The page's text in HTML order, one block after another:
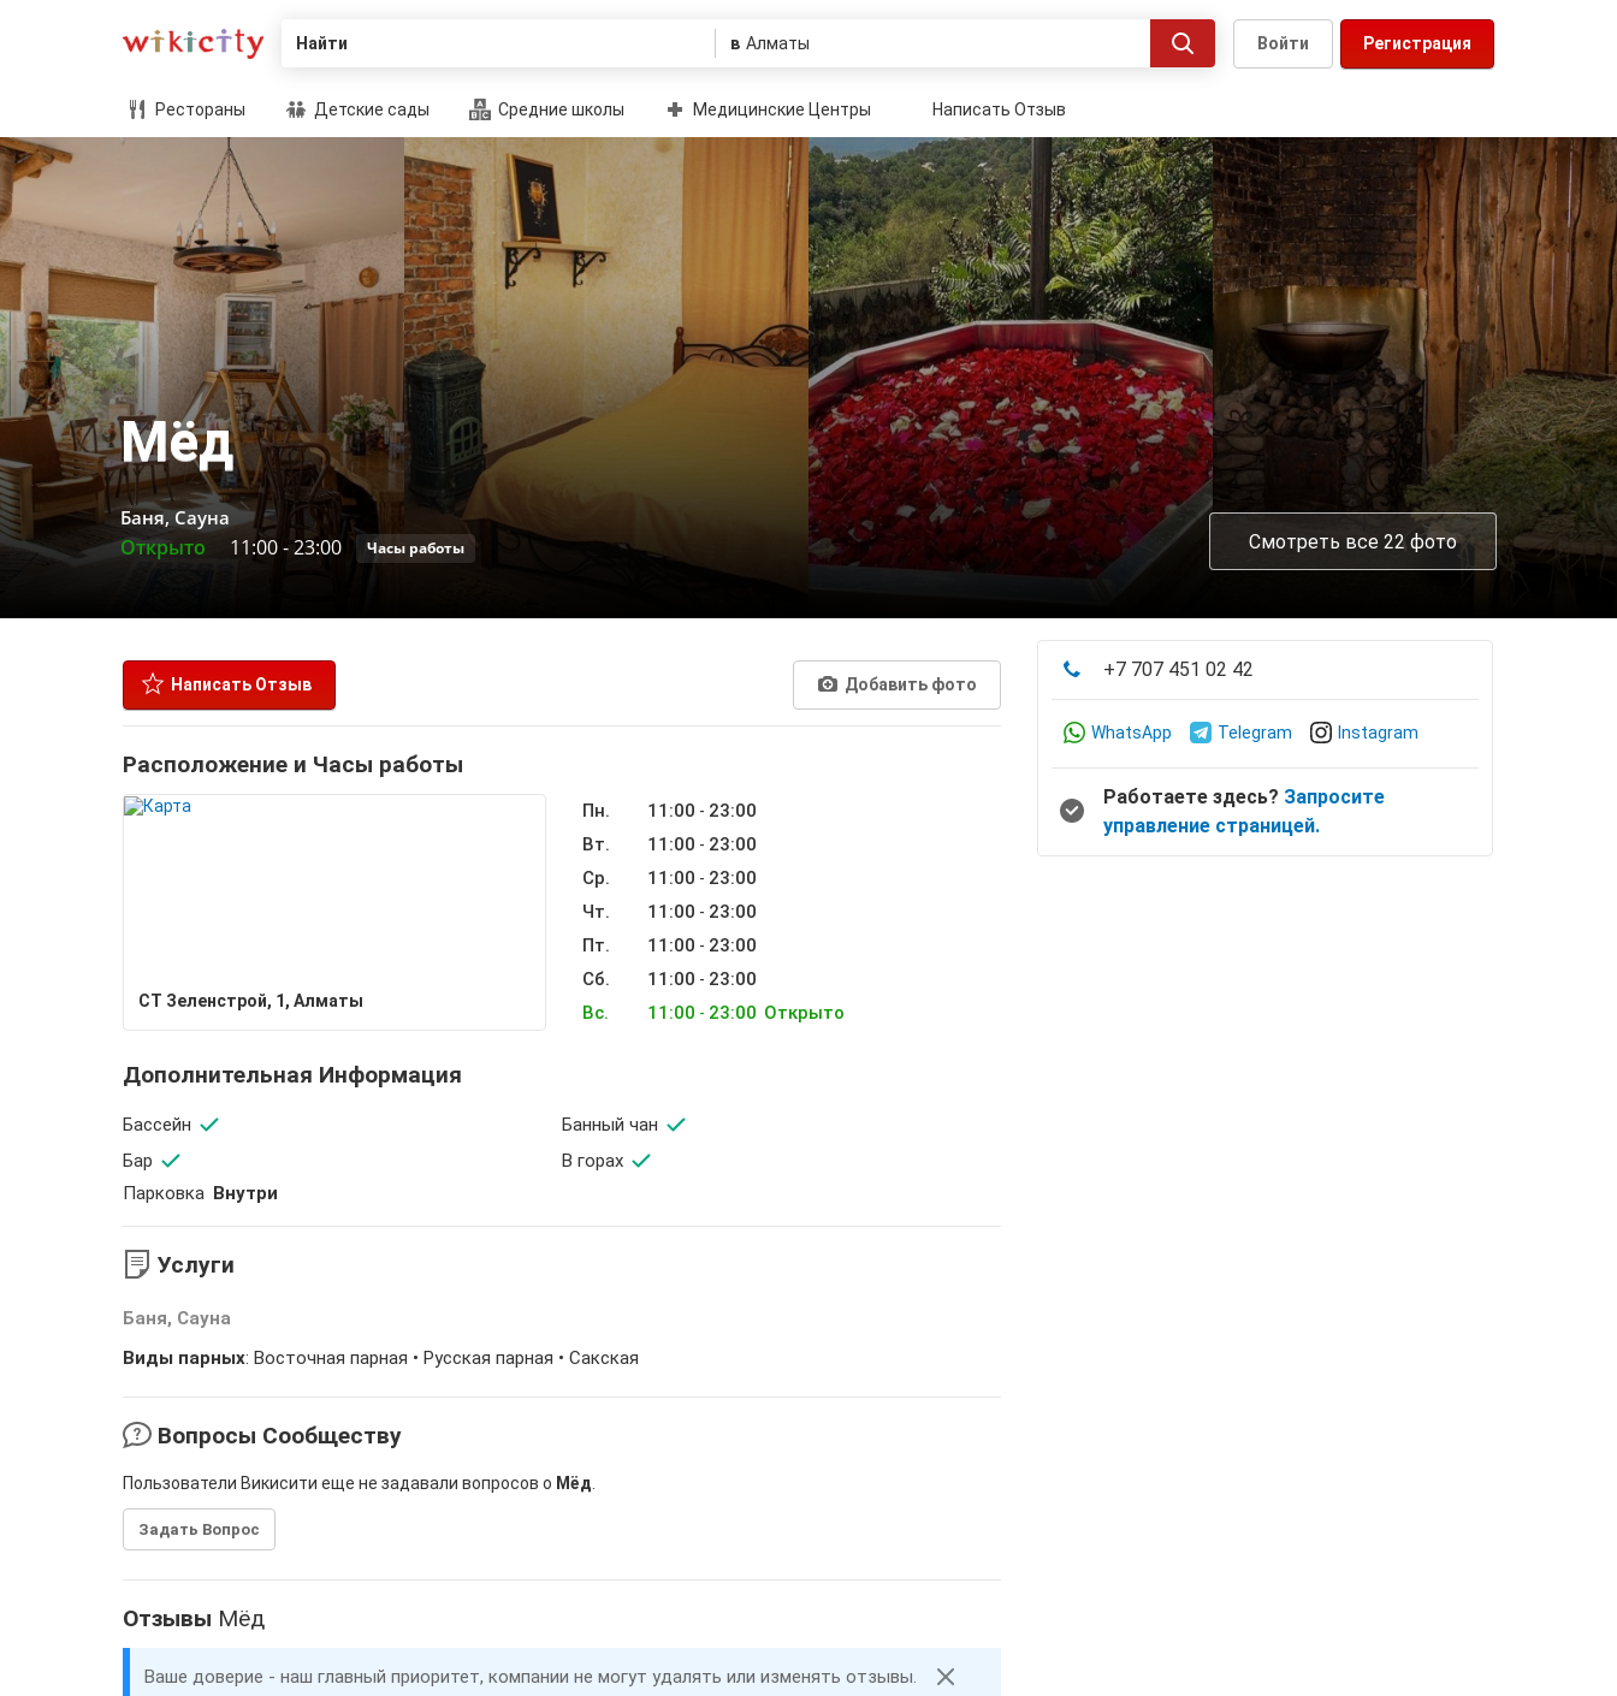
Найти в Регистрация
Войти
Рестораны Детские сады Средние школы Медицинские Центры Написать Отзыв
Мёд
Баня, Сауна
Открыто 11:00-23:00 Часы работы Смотреть все 22 фото
Написать Отзыв Добавить фото
Расположение и Часы работы
​СТ Зеленстрой, 1, Алматы
Пн. 11:00 - 23:00
Вт.
11:00 - 23:00
Ср.
11:00 - 23:00
Чт.
11:00 - 23:00
Пт.
11:00 - 23:00
Сб.
11:00 - 23:00
Вс.
11:00 - 23:00 Открыто
Дополнительная Информация
Бассейн
Банный чан
Бар
В горах
Парковка Внутри
Услуги
Баня, Сауна
Виды парных: Восточная парная • Русская парная • Сакская
Вопросы Сообществу
Пользователи Викисити еще не задавали вопросов о Мёд
Задать Вопрос
Отзывы Мёд
Ваше доверие - наш главный приоритет, компании не могут удалять или изменять отзывы.
+7 707 451 02 42
WhatsApp Telegram Instagram
Работаете здесь? Запросите
управление страницей.